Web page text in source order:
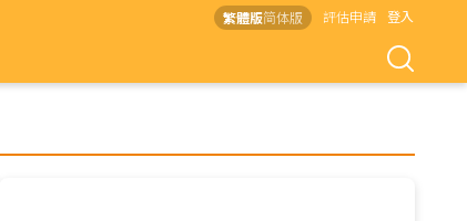
繁體版简体版 評估申請 登入